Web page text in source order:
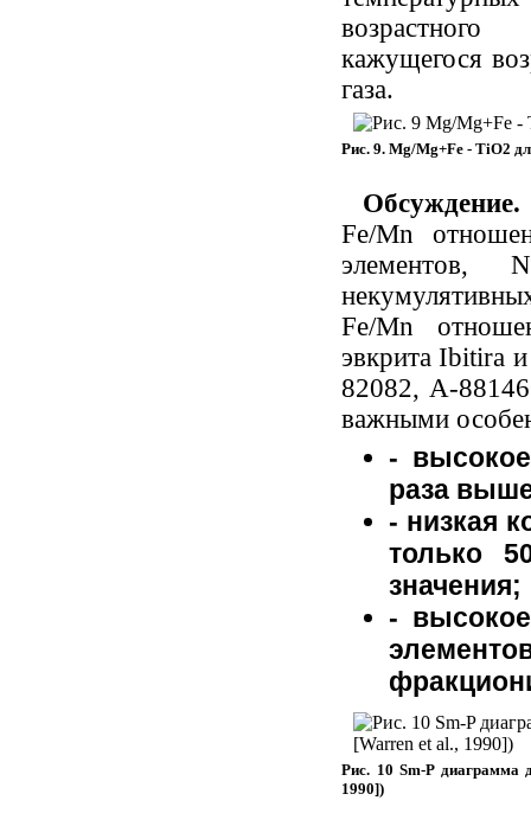
возрастного
кажущегося
газа.
Рис. 9. Mg/Mg+Fe - TiO2
Обсуждение.
Fe/Mn
элементов,
Fe/Mn
эвкрита Ibitira
82082, A-
важными
-
раза
- низкая
только
значения;
-
Рис. 10 Sm-P диаграмма
1990])